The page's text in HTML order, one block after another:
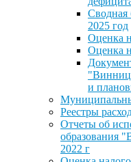
Сводная
2025 год
Оценка
Оценка
и
Реестры
Отчеты об
образования
2022 г